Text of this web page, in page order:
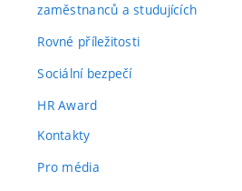
zaměstnanců a studujících
Rovné příležitosti
Sociální bezpečí
HR Award
Kontakty
Pro média